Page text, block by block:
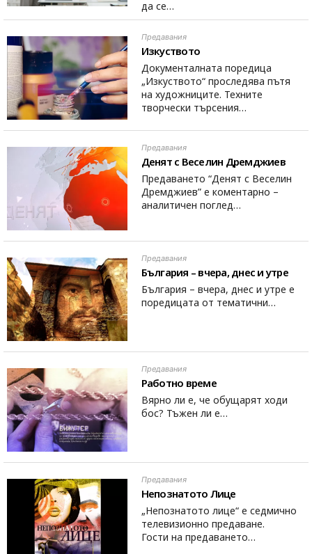
да се…
Предавания
Изкуството
Документалната поредица
„Изкуството“ проследява пътя
на художниците. Техните
творчески търсения…
Предавания
Денят с Веселин Дремджиев
Предаването “Денят с Веселин
Дремджиев” е коментарно –
аналитичен поглед…
Предавания
България – вчера, днес и утре
България – вчера, днес и утре е
поредицата от тематични…
Предавания
Работно време
Вярно ли е, че обущарят ходи
бос? Тъжен ли е…
Предавания
Непознатото Лице
„Непознатото лице“ е седмично
телевизионно предаване.
Гости на предаването…